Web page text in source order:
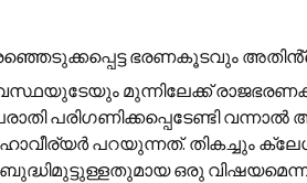
ഭരണകൂടവും
മുന്നിലേക്ക്
പരിഗണിക്കപ്പെടേണ്ടി
പറയുന്നത്. തികച്ചും
ഒരു